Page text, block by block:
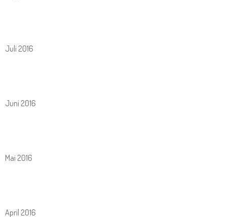
Juli 2016
Juni 2016
Mai 2016
April 2016